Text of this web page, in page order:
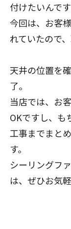
付けたいんで
今回は、お客
れていたので
天井の位置を
了。
当店では、お
OKですし、も
工事までまと
す。
シーリングフ
は、ぜひお気